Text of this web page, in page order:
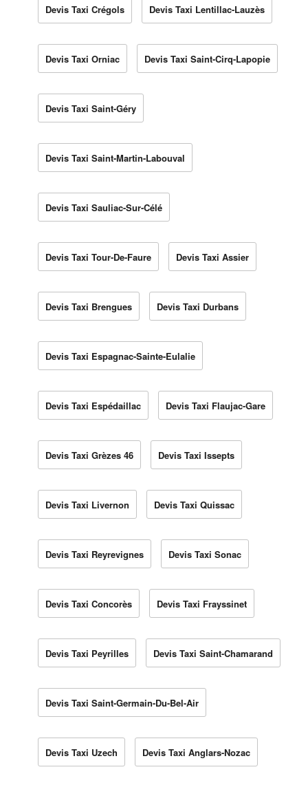
Devis Taxi Crégols Devis Taxi Lentillac-Lauzès
Devis Taxi Orniac Devis Taxi Saint-Cirq-Lapopie
Devis Taxi Saint-Géry
Devis Taxi Saint-Martin-Labouval
Devis Taxi Sauliac-Sur-Célé
Devis Taxi Tour-De-Faure Devis Taxi Assier
Devis Taxi Brengues Devis Taxi Durbans
Devis Taxi Espagnac-Sainte-Eulalie
Devis Taxi Espédaillac Devis Taxi Flaujac-Gare
Devis Taxi Grèzes 46 Devis Taxi Issepts
Devis Taxi Livernon Devis Taxi Quissac
Devis Taxi Reyrevignes Devis Taxi Sonac
Devis Taxi Concorès Devis Taxi Frayssinet
Devis Taxi Peyrilles Devis Taxi Saint-Chamarand
Devis Taxi Saint-Germain-Du-Bel-Air
Devis Taxi Uzech Devis Taxi Anglars-Nozac